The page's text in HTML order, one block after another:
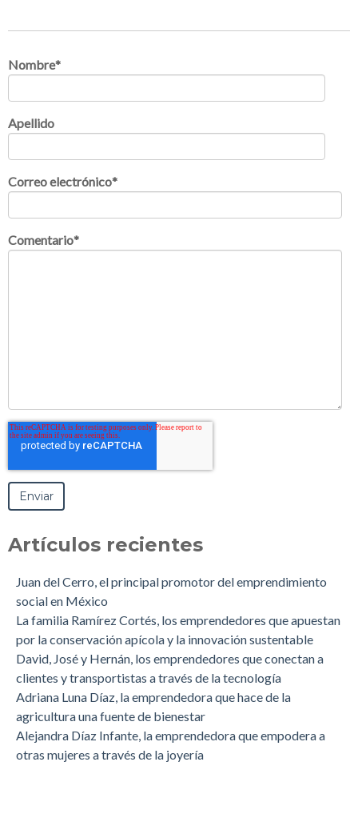
Nombre*
Apellido
Correo electrónico*
Comentario*
Artículos recientes
Juan del Cerro, el principal promotor del emprendimiento
social en México
La familia Ramírez Cortés, los emprendedores que apuestan
por la conservación apícola y la innovación sustentable
David, José y Hernán, los emprendedores que conectan a
clientes y transportistas a través de la tecnología
Adriana Luna Díaz, la emprendedora que hace de la
agricultura una fuente de bienestar
Alejandra Díaz Infante, la emprendedora que empodera a
otras mujeres a través de la joyería